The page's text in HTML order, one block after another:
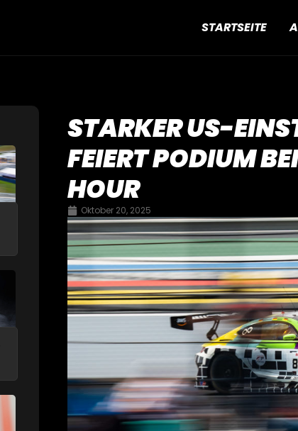
STARTSEITE
STARKER US-
FEIERT PODIUM
HOUR
Oktober 20, 2025